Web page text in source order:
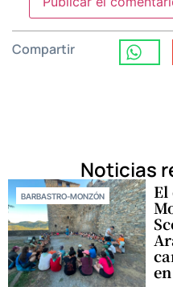
Compartir
Noticias
BARBASTRO-MONZÓN El